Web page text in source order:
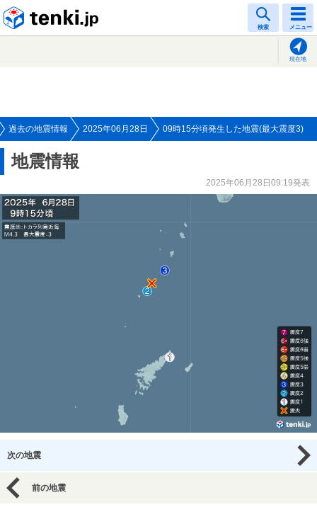
検索 メニュー
現在地
過去の地震情報 2025年06月28日 09時15分頃発生した地震(最大震度3)
地震情報
2025年06月28日09:19発表
次の地震
前の地震